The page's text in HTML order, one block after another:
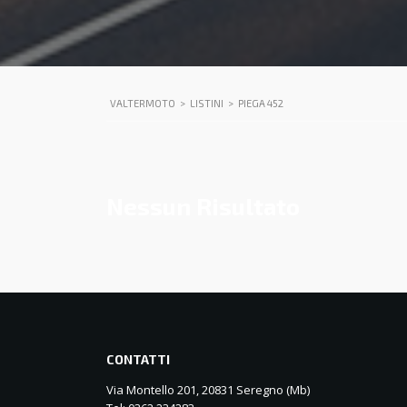
VALTERMOTO > LISTINI > PIEGA 452
CONTATTI
Via Montello 201, 20831 Seregno (Mb)